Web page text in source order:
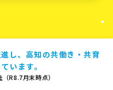
し、高知の共働き・共育
います。
R8.7月末時点）